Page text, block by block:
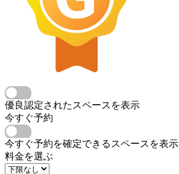
優良認定されたスペースを表示
今すぐ予約
今すぐ予約を確定できるスペースを表示
料金を選ぶ